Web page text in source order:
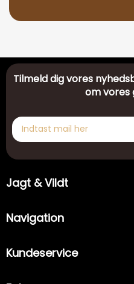
Tilmeld dig vores
om vores
Jagt & Vildt
Navigation
Kundeservice